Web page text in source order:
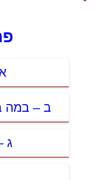
ב – במה
ג